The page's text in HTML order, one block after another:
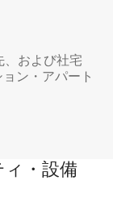
および社宅
ン・アパート
・設備